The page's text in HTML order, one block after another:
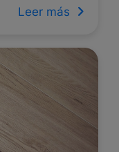
Leer más